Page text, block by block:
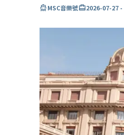
directions_boatMSC音樂號card_travel2026-07-27 -